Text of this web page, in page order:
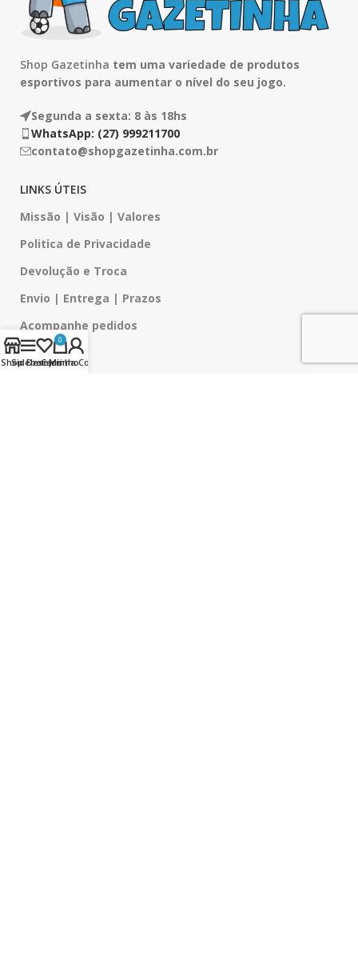
Shop Gazetinha tem uma variedade de produtos
esportivos para aumentar o nível do seu jogo.
Segunda a sexta: 8 às 18hs
WhatsApp: (27) 999211700
contato@shopgazetinha.com.br
LINKS ÚTEIS
Missão | Visão | Valores
Politica de Privacidade
Devolução e Troca
Envio | Entrega | Prazos
Acompanhe pedidos
Siga-nos
ShopSidebarDesejos
0
Carrinho
Minha Conta